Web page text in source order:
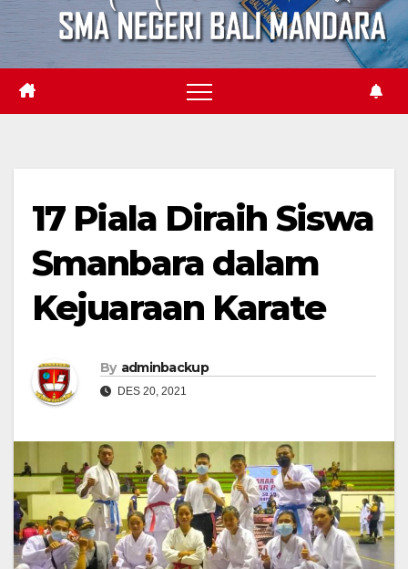
17 Piala Diraih Siswa
Smanbara dalam
Kejuaraan Karate
By adminbackup
DES 20, 2021